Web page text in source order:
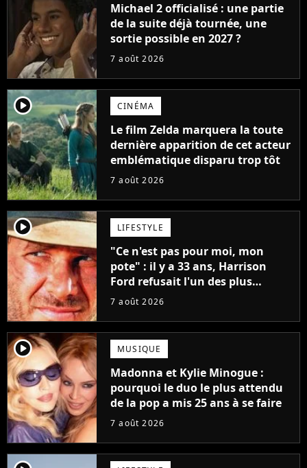
Michael 2 officialisé : une partie
de la suite déjà tournée, une
sortie possible en 2027 ?
7 août 2026
player2 CINÉMA
Le film Zelda marquera la toute
dernière apparition de cet acteur
emblématique disparu trop tôt
7 août 2026
player2 LIFESTYLE
"Ce n'est pas pour moi, mon
pote" : il y a 33 ans, Harrison
Ford refusait l'un des plus
grands succès de tous les temps
7 août 2026
player2 MUSIQUE
Madonna et Kylie Minogue :
pourquoi le duo le plus attendu
de la pop a mis 25 ans à se faire
7 août 2026